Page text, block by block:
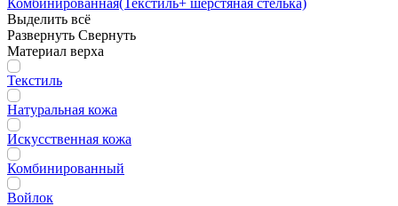
Комбинированная(Текстиль+ шерстяная стелька)
Выделить всё
Развернуть Свернуть
Материал верха
Текстиль
Натуральная кожа
Искусственная кожа
Комбинированный
Войлок